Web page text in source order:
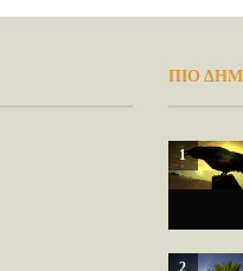
ΠΙΟ
1